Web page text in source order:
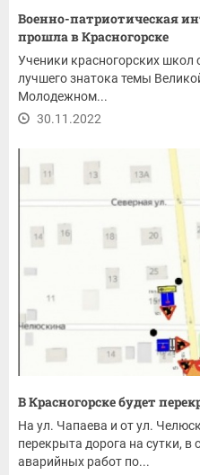
Военно-патриотическая
прошла в Красногорске
Ученики красногорских школ
лучшего знатока темы
Молодежном...
30.11.2022
В Красногорске будет
На ул. Чапаева и от ул.
перекрыта дорога на сутки, в
аварийных работ по...